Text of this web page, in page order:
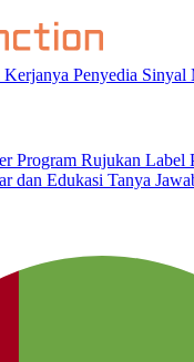
Kerjanya Penyedia Sinyal
Program Rujukan Label
dan Edukasi Tanya